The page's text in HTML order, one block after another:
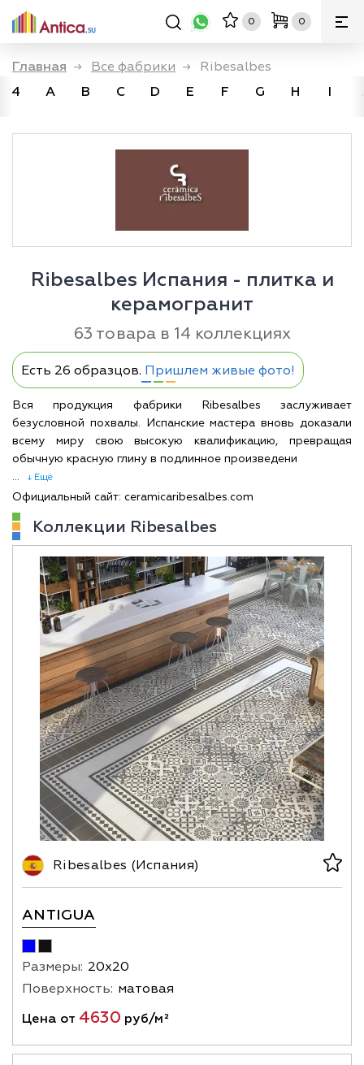
0 0
Главная → Все фабрики →
Ribesalbes
4
A B C D E F G H I
Ribesalbes Испания - плитка и
керамогранит
63 товара в 14 коллекциях
Есть 26 образцов. Пришлем живые фото!
Вся продукция фабрики Ribesalbes заслуживает
безусловной похвалы. Испанские мастера вновь доказали
всему миру свою высокую квалификацию, превращая
обычную красную глину в подлинное произведени
... ↓ Ещё
Официальный сайт: ceramicaribesalbes.com
Коллекции Ribesalbes
Ribesalbes (Испания)
ANTIGUA
Размеры: 20х20
Поверхность: матовая
Цена от 4630 руб/м²